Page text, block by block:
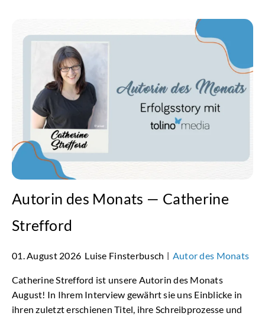
Autorin des Monats — Catherine
Strefford
01. August 2026 Luise Finsterbusch | Autor des Monats
Catherine Strefford ist unsere Autorin des Monats
August! In Ihrem Interview gewährt sie uns Einblicke in
ihren zuletzt erschienen Titel, ihre Schreibprozesse und